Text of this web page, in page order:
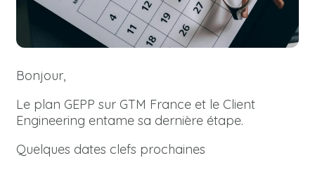
Bonjour,
Le plan GEPP sur GTM France et le Client
Engineering entame sa dernière étape.
Quelques dates clefs prochaines